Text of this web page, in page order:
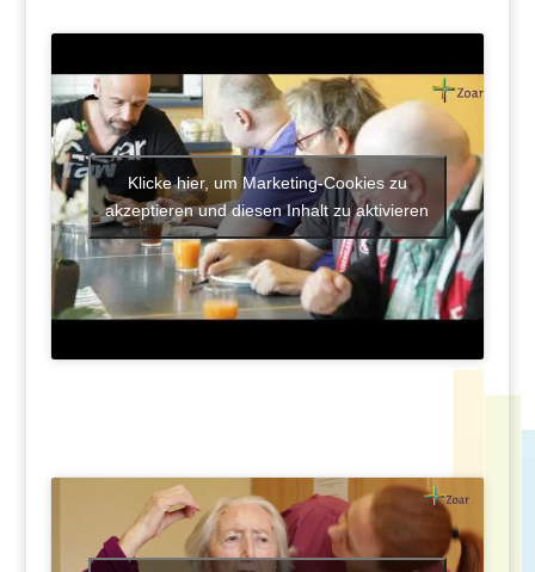
Klicke hier, um Marketing-Cookies zu
akzeptieren und diesen Inhalt zu aktivieren